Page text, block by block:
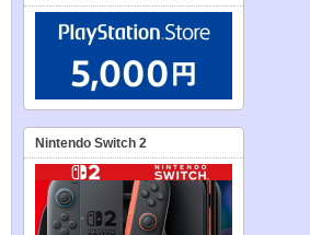
Nintendo Switch 2